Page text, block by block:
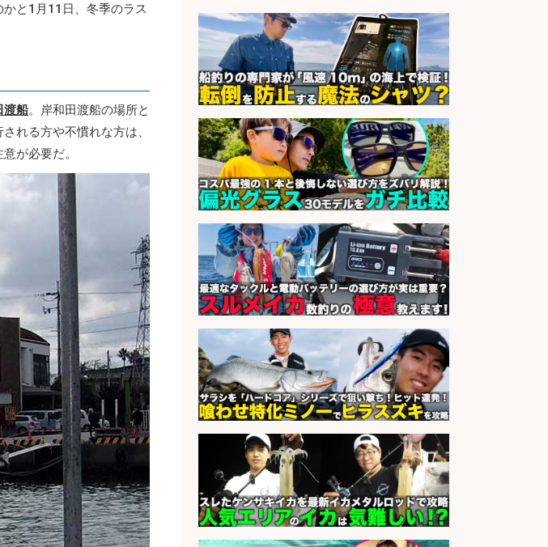
と1月11日、冬季のラス
渡船。岸和田渡船の場所と
れる方や不慣れな方は、
が必要だ。
ート営業/釣りや釣具などの知識必
須/残業なし
会社名 株式会社天龍
sponsored by 求人ボックス
小型軽量部品のライン組立/土日祝
休みで年間休日126日&入社祝金10
万円 堺市堺区の工場で自転車部品や
釣り具の組立 日払いOK・未経験歓
迎/高額・高収入/土日休み
会社名
パーソルファクトリーパートナ
ーズ株式会社
sponsored by 求人ボックス
レジカウンター/お釣りの計算不要
の簡単レジ 未経験も安心の研修あり
1日2h
会社名 オーケー株式会社
sponsored by 求人ボックス
ホールスタッフ/20代～30代が活躍
中/高時給/週3日～OK/お肉・お魚料
理のキッチンスタッフ@西武池袋/
東京都